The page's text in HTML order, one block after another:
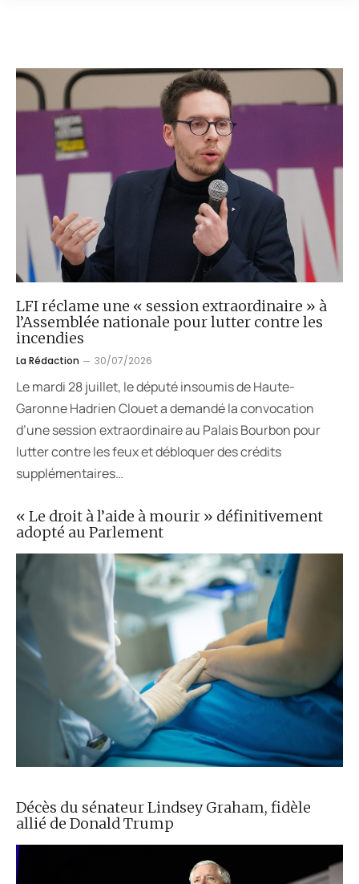
« Le droit à l’aide à mourir » définitivement
adopté au Parlement
Décès du sénateur Lindsey Graham, fidèle
allié de Donald Trump
LFI réclame une « session extraordinaire » à
l’Assemblée nationale pour lutter contre les
incendies
La Rédaction 30/07/2026
Le mardi 28 juillet, le député insoumis de Haute-
Garonne Hadrien Clouet a demandé la convocation
d’une session extraordinaire au Palais Bourbon pour
lutter contre les feux et débloquer des crédits
supplémentaires…